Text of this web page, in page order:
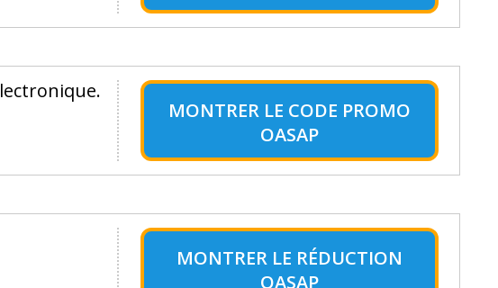
MONTRER LE CODE PROMO
OASAP
MONTRER LE RÉDUCTION
OASAP